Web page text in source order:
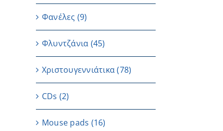
Φανέλες (9)
Φλυντζάνια (45)
Χριστουγεννιάτικα(78)
CDs (2)
Μouse pads (16)